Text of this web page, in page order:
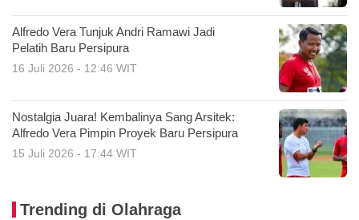
Alfredo Vera Tunjuk Andri Ramawi Jadi
Pelatih Baru Persipura
16 Juli 2026 - 12:46 WIT
Nostalgia Juara! Kembalinya Sang Arsitek:
Alfredo Vera Pimpin Proyek Baru Persipura
15 Juli 2026 - 17:44 WIT
Trending di Olahraga